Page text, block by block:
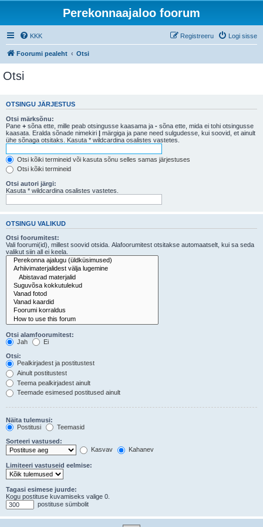
Perekonnaajaloo foorum
KKK Logi sisse
Registreeru
Foorumi pealeht Otsi
Otsi
OTSINGU JÄRJESTUS
Otsi märksõnu:
Pane + sõna ette, mille peab otsingusse kaasama ja - sõna ette, mida ei tohi otsingusse
kaasata. Eralda sõnade nimekiri | märgiga ja pane need sulgudesse, kui soovid, et ainult
ühe sõnaga otsitaks. Kasuta * wildcardina osalistes vastetes.
Otsi kõiki termineid või kasuta sõnu selles samas järjestuses
Otsi kõiki termineid
Otsi autori järgi:
Kasuta * wildcardina osalistes vastetes.
OTSINGU VALIKUD
Otsi foorumitest:
Vali foorumi(id), millest soovid otsida. Alafoorumitest otsitakse automaatselt, kui sa seda
valikut siin all ei keela.
Otsi alamfoorumitest:
Jah
Ei
Otsi:
Pealkirjadest ja postitustest
Ainult postitustest
Teema pealkirjadest ainult
Teemade esimesed postitused ainult
Näita tulemusi:
Postitusi
Teemasid
Sorteeri vastused:
Kasvav
Kahanev
Limiteeri vastuseid eelmise:
Tagasi esimese juurde:
Kogu postituse kuvamiseks valige 0.
postituse sümbolit